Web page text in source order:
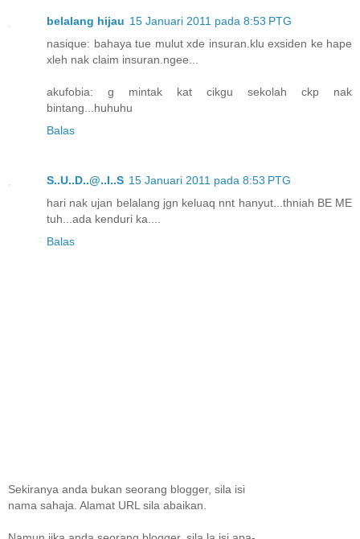
belalang hijau 15 Januari 2011 pada 8:53 PTG
nasique: bahaya tue mulut xde insuran.klu exsiden ke hape
xleh nak claim insuran.ngee...
akufobia: g mintak kat cikgu sekolah ckp nak
bintang...huhuhu
Balas
S..U..D..@..I..S 15 Januari 2011 pada 8:53 PTG
hari nak ujan belalang jgn keluaq nnt hanyut...thniah BE ME
tuh...ada kenduri ka....
Balas
Sekiranya anda bukan seorang blogger, sila isi
nama sahaja. Alamat URL sila abaikan.